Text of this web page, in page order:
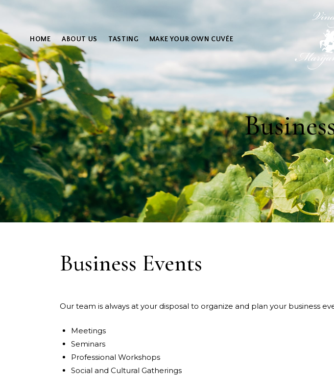
HOME ABOUT US TASTING MAKE YOUR OWN CUVÉE
Business Events
Our team is always at your disposal to organize and plan your business
Meetings
Seminars
Professional Workshops
Social and Cultural Gatherings